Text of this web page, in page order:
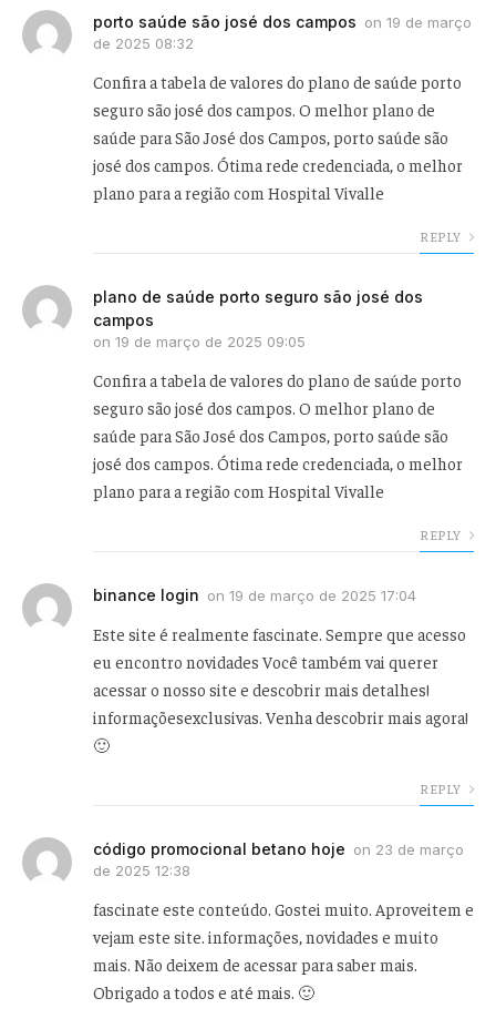
porto saúde são josé dos campos on 19 de março
de 2025 08:32
Confira a tabela de valores do plano de saúde porto
seguro são josé dos campos. O melhor plano de
saúde para São José dos Campos, porto saúde são
josé dos campos. Ótima rede credenciada, o melhor
plano para a região com Hospital Vivalle
REPLY
plano de saúde porto seguro são josé dos
campos
on 19 de março de 2025 09:05
Confira a tabela de valores do plano de saúde porto
seguro são josé dos campos. O melhor plano de
saúde para São José dos Campos, porto saúde são
josé dos campos. Ótima rede credenciada, o melhor
plano para a região com Hospital Vivalle
REPLY
binance login on 19 de março de 2025 17:04
Este site é realmente fascinate. Sempre que acesso
eu encontro novidades Você também vai querer
acessar o nosso site e descobrir mais detalhes!
informaçõesexclusivas. Venha descobrir mais agora!
🙂
REPLY
código promocional betano hoje on 23 de março
de 2025 12:38
fascinate este conteúdo. Gostei muito. Aproveitem e
vejam este site. informações, novidades e muito
mais. Não deixem de acessar para saber mais.
Obrigado a todos e até mais. 🙂